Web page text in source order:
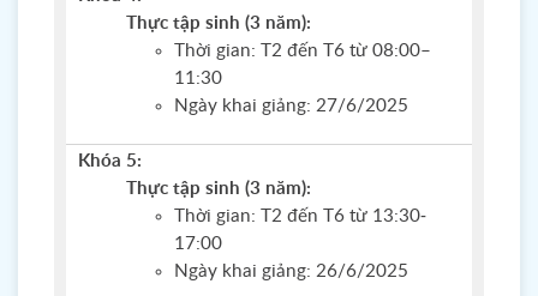
Thực tập sinh (3 năm):
Thời gian: T2 đến T6 từ 08:00–
11:30
Ngày khai giảng: 27/6/2025
Khóa 5:
Thực tập sinh (3 năm):
Thời gian: T2 đến T6 từ 13:30-
17:00
Ngày khai giảng: 26/6/2025